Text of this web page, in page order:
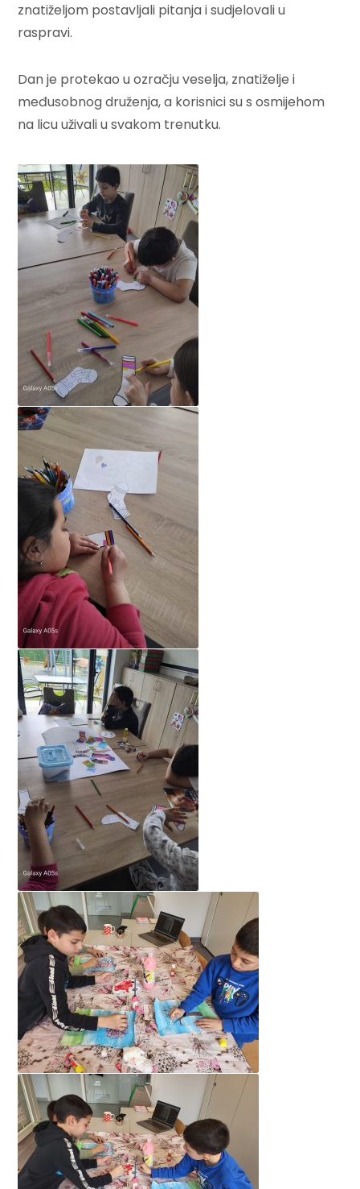
znatiželjom postavljali pitanja i sudjelovali u
raspravi.
Dan je protekao u ozračju veselja, znatiželje i
međusobnog druženja, a korisnici su s osmijehom
na licu uživali u svakom trenutku.